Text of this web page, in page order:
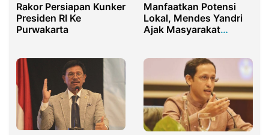
Rakor Persiapan Kunker
Presiden RI Ke
Purwakarta
Manfaatkan Potensi
Lokal, Mendes Yandri
Ajak Masyarakat